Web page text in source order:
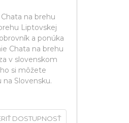
na brehu
Liptovskej
a ponúka
Chata na brehu
v slovenskom
si môžete
Slovensku.
DOSTUPNOSŤ